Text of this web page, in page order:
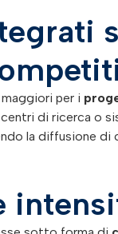
per i
di ricerca o
la diffusione di